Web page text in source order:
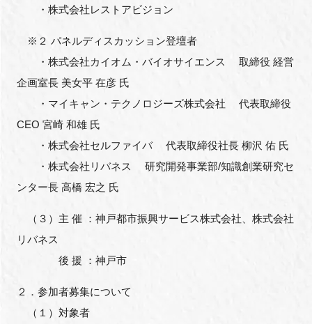
・株式会社レストアビジョン
※２ パネルディスカッション登壇者
・株式会社カイオム・バイオサイエンス 取締役 経営
企画室長 美女平 在彦 氏
・マイキャン・テクノロジーズ株式会社 代表取締役
CEO 宮崎 和雄 氏
・株式会社セルファイバ 代表取締役社長 柳沢 佑 氏
・株式会社リバネス 研究開発事業部/知識創業研究セ
ンター長 高橋 宏之 氏
（３）主 催 ：神戸都市振興サービス株式会社、株式会社
リバネス
後 援 ：神戸市
２．参加者募集について
（１）対象者